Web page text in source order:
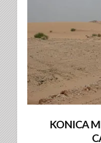
KONICA